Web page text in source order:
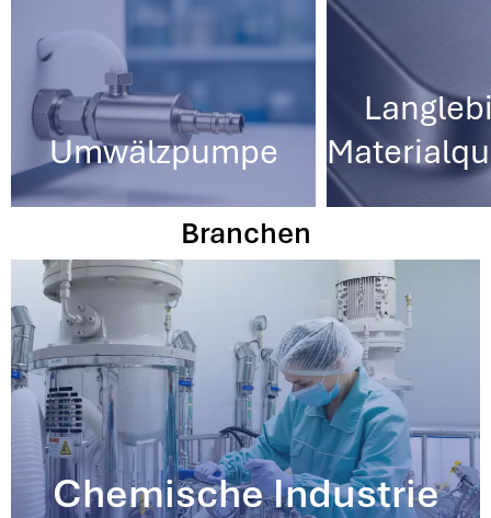
Umwälzpumpe
Branchen
Chemische Industrie